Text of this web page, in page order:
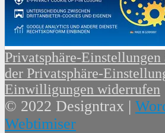
Privatsphäre-Einstellungen
der Privatsphäre-
Einwilligungen widerrufen
© 2022 Designtrax |
Webtimiser